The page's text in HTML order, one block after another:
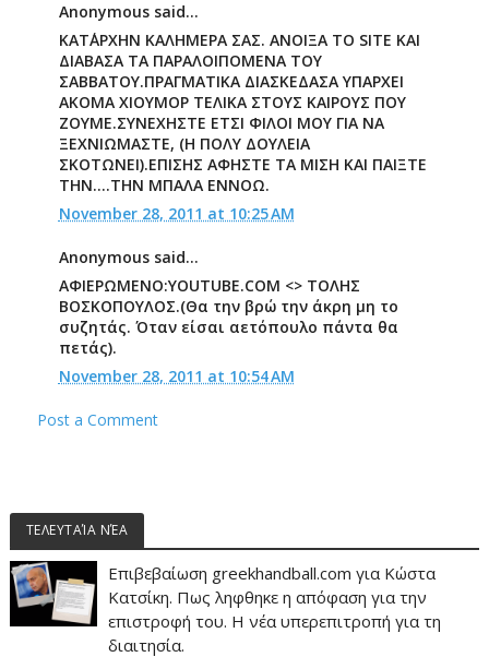
Anonymous said...
ΚΑΤ΄ΑΡΧΗΝ ΚΑΛΗΜΕΡΑ ΣΑΣ. ΑΝΟΙΞΑ ΤΟ SITE ΚΑΙ
ΔΙΑΒΑΣΑ ΤΑ ΠΑΡΑΛΟΙΠΟΜΕΝΑ ΤΟΥ
ΣΑΒΒΑΤΟΥ.ΠΡΑΓΜΑΤΙΚΑ ΔΙΑΣΚΕΔΑΣΑ ΥΠΑΡΧΕΙ
ΑΚΟΜΑ ΧΙΟΥΜΟΡ ΤΕΛΙΚΑ ΣΤΟΥΣ ΚΑΙΡΟΥΣ ΠΟΥ
ΖΟΥΜΕ.ΣΥΝΕΧΗΣΤΕ ΕΤΣΙ ΦΙΛΟΙ ΜΟΥ ΓΙΑ ΝΑ
ΞΕΧΝΙΩΜΑΣΤΕ, (Η ΠΟΛΥ ΔΟΥΛΕΙΑ
ΣΚΟΤΩΝΕΙ).ΕΠΙΣΗΣ ΑΦΗΣΤΕ ΤΑ ΜΙΣΗ ΚΑΙ ΠΑΙΞΤΕ
ΤΗΝ....ΤΗΝ ΜΠΑΛΑ ΕΝΝΟΩ.
November 28, 2011 at 10:25 AM
Anonymous said...
ΑΦΙΕΡΩΜΕΝΟ:YOUTUBE.COM <> ΤΟΛΗΣ
ΒΟΣΚΟΠΟΥΛΟΣ.(Θα την βρώ την άκρη μη το
συζητάς. Όταν είσαι αετόπουλο πάντα θα
πετάς).
November 28, 2011 at 10:54 AM
Post a Comment
ΤΕΛΕΥΤΑΊΑ ΝΈΑ
Επιβεβαίωση greekhandball.com για Κώστα
Κατσίκη. Πως ληφθηκε η απόφαση για την
επιστροφή του. Η νέα υπερεπιτροπή για τη
διαιτησία.